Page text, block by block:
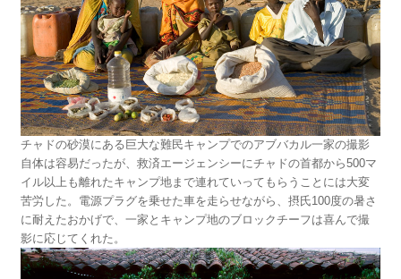
チャドの砂漠にある巨大な難民キャンプでのアブバカル一家の撮影
自体は容易だったが、救済エージェンシーにチャドの首都から500マ
イル以上も離れたキャンプ地まで連れていってもらうことには大変
苦労した。電源プラグを乗せた車を走らせながら、摂氏100度の暑さ
に耐えたおかげで、一家とキャンプ地のブロックチーフは喜んで撮
影に応じてくれた。